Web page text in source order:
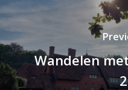
Wandelen